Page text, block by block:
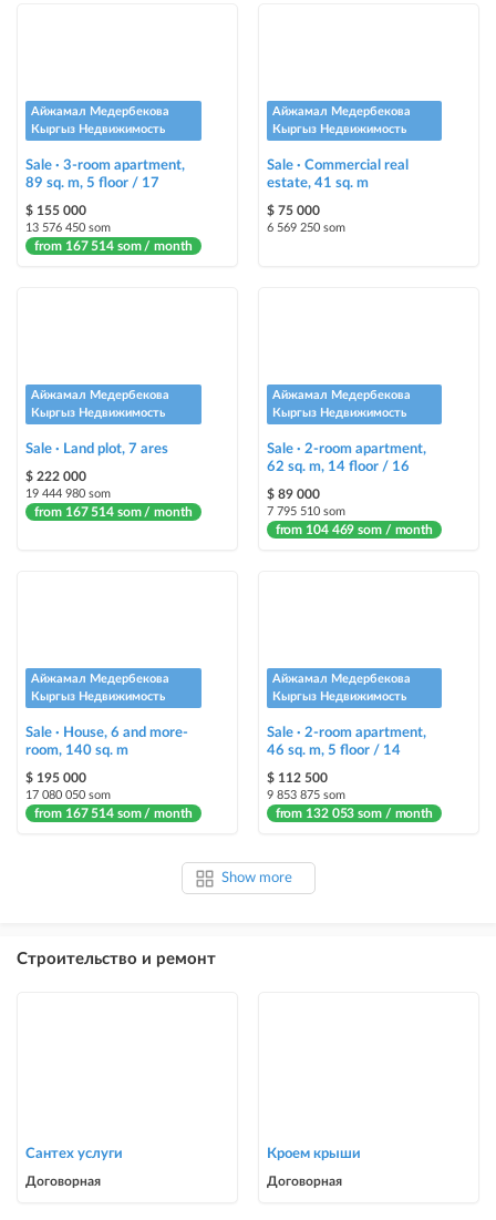
Stickers
Bright stickers with options will make your property stand out from the rest
and help sell it faster
Айжамал Медербекова
Кыргыз Недвижимость
Sale · 3-room apartment,
89 sq. m, 5 floor / 17
$ 155 000
13 576 450 som
from 167 514 som / month
Айжамал Медербекова
Кыргыз Недвижимость
Sale · Commercial real
estate, 41 sq. m
$ 75 000
6 569 250 som
Айжамал Медербекова
Кыргыз Недвижимость
Sale · Land plot, 7 ares
$ 222 000
19 444 980 som
from 167 514 som / month
Айжамал Медербекова
Кыргыз Недвижимость
Sale · 2-room apartment,
62 sq. m, 14 floor / 16
$ 89 000
7 795 510 som
from 104 469 som / month
Айжамал Медербекова
Кыргыз Недвижимость
Sale · House, 6 and more-
room, 140 sq. m
$ 195 000
17 080 050 som
from 167 514 som / month
Айжамал Медербекова
Кыргыз Недвижимость
Sale · 2-room apartment,
46 sq. m, 5 floor / 14
$ 112 500
9 853 875 som
from 132 053 som / month
Show more
Строительство и ремонт
Сантех услуги
Договорная
Кроем крыши
Договорная